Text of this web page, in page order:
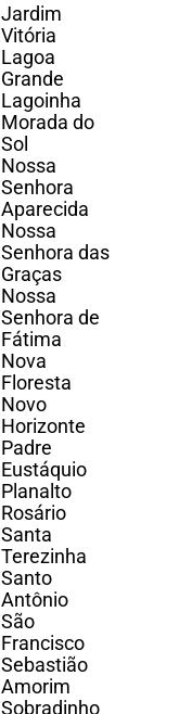
Jardim
Vitória
Lagoa
Grande
Lagoinha
Morada do
Sol
Nossa
Senhora
Aparecida
Nossa
Senhora das
Graças
Nossa
Senhora de
Fátima
Nova
Floresta
Novo
Horizonte
Padre
Eustáquio
Planalto
Rosário
Santa
Terezinha
Santo
Antônio
São
Francisco
Sebastião
Amorim
Sobradinho